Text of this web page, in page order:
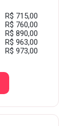
R$ 715,00
R$ 760,00
R$ 890,00
R$ 963,00
R$ 973,00